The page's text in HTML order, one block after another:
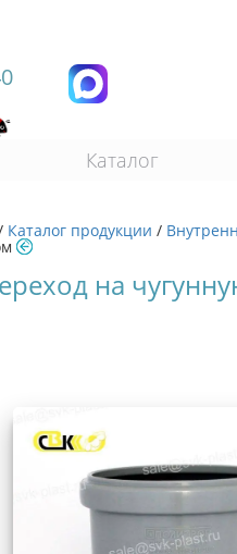
Каталог
Каталог продукции /
на